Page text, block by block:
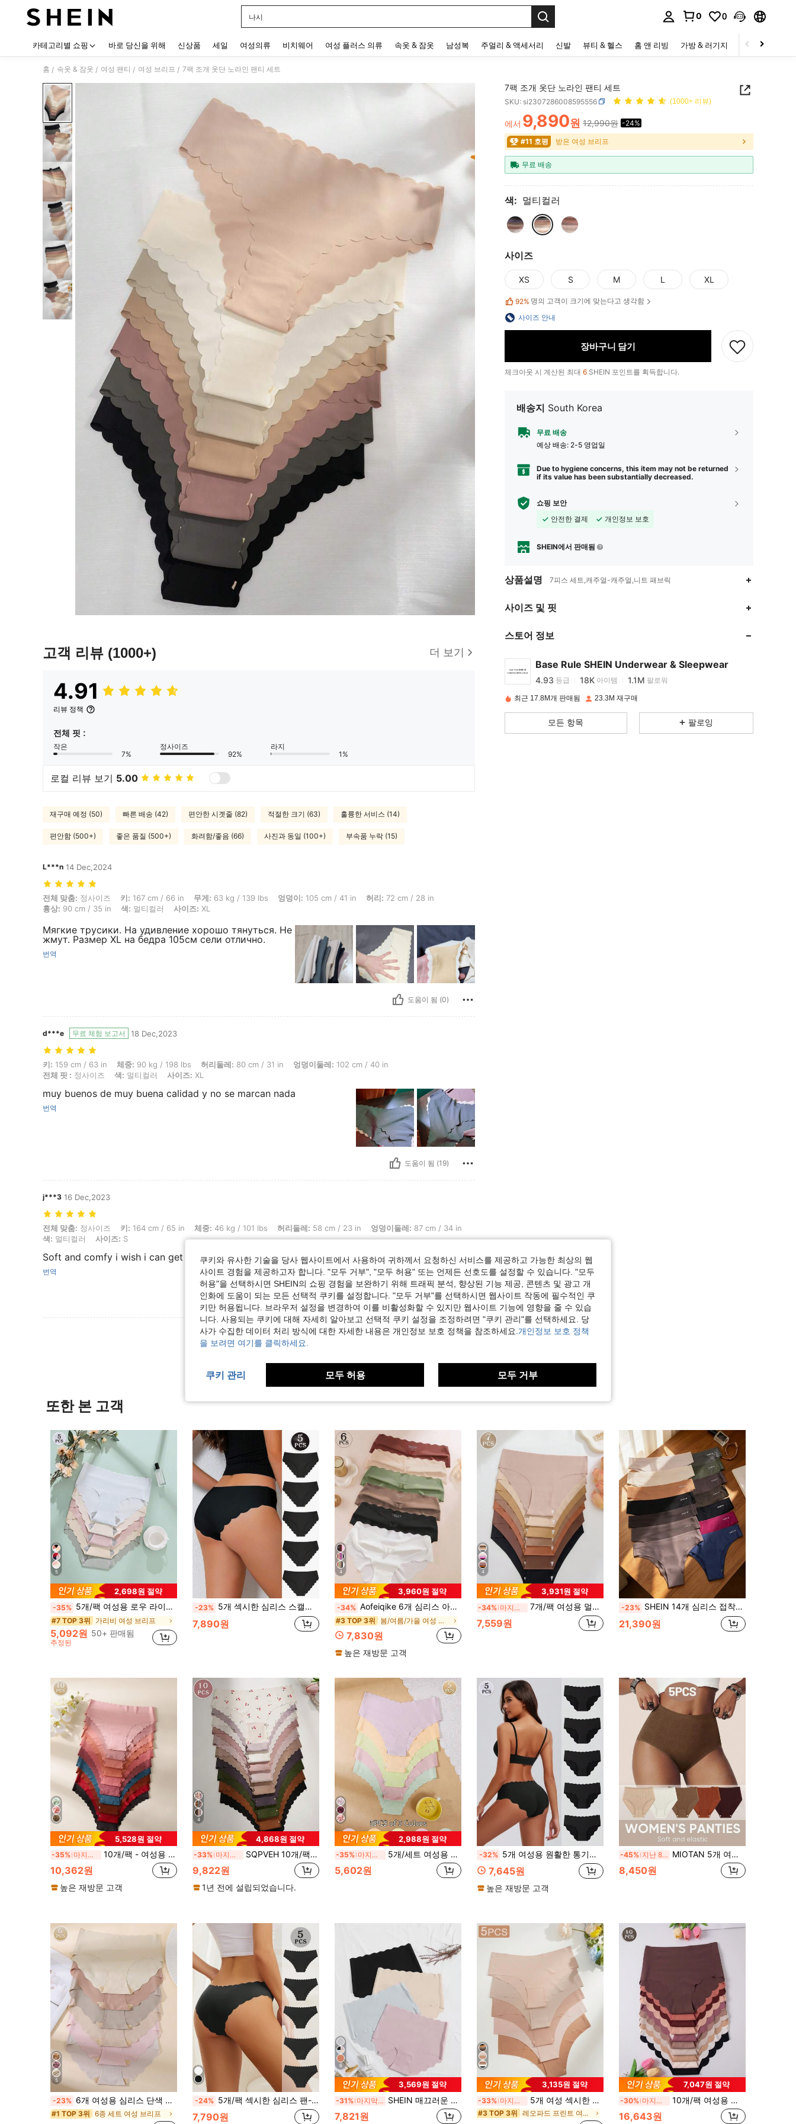
나시
0 0
카테고리별 쇼핑 바로 당신을 위해 신상품 세일 여성의류 비치웨어 여성 플러스 의류 속옷 & 잠옷 남성복 주얼리 & 액세서리 신발 뷰티 & 헬스 홈 앤 리빙 가방 & 러기지 스포츠 & 아웃
홈 / 속옷 & 잠옷 / 여성 팬티 / 여성 브리프 / 7팩 조개 옷단 노라인 팬티 세트
고객 리뷰 (1000+) 더 보기
4.91
리뷰 정책
전체 핏 :
작은
7%
정사이즈
92%
라지
1%
로컬 리뷰 보기 5.00
재구매 예정 (50) 빠른 배송 (42) 편안한 시곗줄 (82) 적절한 크기 (63) 훌륭한 서비스 (14)
편안함 (500+) 좋은 품질 (500+) 화려함/좋음 (66) 사진과 동일 (100+) 부속품 누락 (15)
L***n 14 Dec,2024
전체 맞춤: 정사이즈, 키: 167 cm / 66 in, 무게: 63 kg / 139 lbs, 엉덩이: 105 cm / 41 in, 허리: 72 cm / 28 in, 흉상: 90 cm / 35 in, 색: 멀티컬러, 사이즈: XL
전체 맞춤: 정사이즈 키: 167 cm / 66 in 무게: 63 kg / 139 lbs 엉덩이: 105 cm / 41 in 허리: 72 cm / 28 in
흉상: 90 cm / 35 in 색: 멀티컬러 사이즈: XL
Мягкие трусики. На удивление хорошо тянуться. Не
жмут. Размер XL на бедра 105см сели отлично.
번역
도움이 됨 (0)
d***e 무료 체험 보고서 18 Dec,2023
키: 159 cm / 63 in, 체중: 90 kg / 198 lbs, 허리둘레: 80 cm / 31 in, 엉덩이둘레: 102 cm / 40 in, 전체 핏 : 정사이즈, 색: 멀티컬러, 사이즈: XL
키: 159 cm / 63 in 체중: 90 kg / 198 lbs 허리둘레: 80 cm / 31 in 엉덩이둘레: 102 cm / 40 in
전체 핏 : 정사이즈 색: 멀티컬러 사이즈: XL
muy buenos de muy buena calidad y no se marcan nada
번역
도움이 됨 (19)
j***3 16 Dec,2023
전체 맞춤: 정사이즈, 키: 164 cm / 65 in, 체중: 46 kg / 101 lbs, 허리둘레: 58 cm / 23 in, 엉덩이둘레: 87 cm / 34 in, 색: 멀티컬러, 사이즈: S
전체 맞춤: 정사이즈 키: 164 cm / 65 in 체중: 46 kg / 101 lbs 허리둘레: 58 cm / 23 in 엉덩이둘레: 87 cm / 34 in
색: 멀티컬러 사이즈: S
Soft and comfy i wish i can get this asap
번역
도움이 됨 (0)
리뷰 더 보기
7팩 조개 옷단 노라인 팬티 세트
SKU: si2307286008595556 (1000+ 리뷰)
PRICE AND AVAILABILITY
에서 9,890원 12,990원 -24%
#11 호평 받은 여성 브리프
무료 배송
색: 멀티컬러
사이즈
XS S M L XL
92% 명의 고객이 크기에 맞는다고 생각함
사이즈 안내
장바구니 담기
체크아웃 시 계산된 최대 6 SHEIN 포인트를 획득합니다.
배송지 South Korea
무료 배송
예상 배송: 2-5 영업일
Due to hygiene concerns, this item may not be returned
if its value has been substantially decreased.
쇼핑 보안
안전한 결제
개인정보 보호
SHEIN에서 판매됨
상품설명 7피스 세트,캐주얼-캐주얼,니트 패브릭
사이즈 및 핏
스토어 정보
Base Rule SHEIN Underwear & Sleepwear
4.93
4.93
4.93 등급 18K 아이템 1.1M 팔로워
w***4 이(가) 하루 전에지불됨
4.93 18K 1.1M
최근 17.8M개 판매됨 23.3M 재구매
모든 항목 팔로잉
또한 본 고객
5
2,698원 절약
-35% 5개/팩 여성용 로우 라이즈 팬티, 물결 모양 밑단 디자인 - 부드럽고 신축성 있는 원단, 단색 편안한 데일리 속옷, 캐주얼 브리프
#7 TOP 3위 가리비 여성 브리프
5,092원 50+ 판매됨
추정된
-23% 5개 섹시한 심리스 스캘럽 엣지 비키니 팬티, 편안하고 통기성 있는 여성용 일상 속옷, 필수 여성 란제리
7,890원
4
3,960원 절약
-34% Aofeiqike 6개 심리스 아이스 실크 미드웨이스트 여성 팬티, 통기성 있는 보이지 않는 삼각 속옷, 부드럽고 피부 친화적인 롤링 없는 엣지, 스포츠 요가 일상 착용에 적합
#3 TOP 3위 봄/여름/가을 여성 브리프
7,830원
높은 재방문 고객
4
3,931원 절약
-34% 마지막 2일 7개/팩 여성용 멀티컬러 seamless 섹시하고 편안한 삼각 팬티
7,559원
-23% SHEIN 14개 심리스 접착식 삼각 팬티
21,390원
5,528원 절약
-35% 마지막 2일 10개/팩 - 여성용 심리스 물결 모양 엣지 브리프, 편안하고 피부 친화적인 단색 섹시 여성용 브리프
10,362원
높은 재방문 고객
4
4,868원 절약
-33% 마지막 2일 SQPVEH 10개/팩 여성용 심리스 팬티, 부드럽고 편안한 힙스터 브리프, 레오파드 프린트 섹시 속옷
9,822원
1년 전에 설립되었습니다.
2,988원 절약
-35% 마지막 2일 5개/세트 여성용 심리스 솔리드 컬러 트라이앵글 팬티, 레드 및 블랙, 웨이브 헴
5,602원
-32% 5개 여성용 원활한 통기성 아이스실크 웨이브 트리밍 비키니 팬티, 블랙
7,645원
높은 재방문 고객
-45% 지난 8 시간 MIOTAN 5개 여성용 저허리 팬티 삼각형 니커 자카드 디자인 섹시하고 편안한
8,450원
5
-23% 6개 여성용 심리스 단색 팬티 물결 모양의 밑단, 편안한 피부 친화적인 원단
#1 TOP 3위 6종 세트 여성 브리프
-24% 5개/팩 섹시한 심리스 팬-엣지 트림 플레이풀 팬티, 통기성 있는 일상 착용 여성용 속옷, 필수 여성 란제리
7,790원
6
3,569원 절약
-31% 마지막 2일 SHEIN 매끄러운 가리비 팬티 4 종 세트
7,821원
3,135원 절약
-33% 마지막 2일 5개 여성 섹시한 이음새 없는 접착식 속옷, 통기성 있는 스포츠 삼각 팬티
#3 TOP 3위 레오파드 프린트 여성 브리프
7,047원 절약
-30% 마지막 2일 10개/팩 여성용 다채로운 캐주얼 심리스 삼각팬티
16,643원
쿠키와 유사한 기술을 당사 웹사이트에서 사용하여 귀하께서 요청하신 서비스를 제공하고 가능한 최상의 웹
사이트 경험을 제공하고자 합니다. "모두 거부", "모두 허용" 또는 언제든 선호도를 설정할 수 있습니다. "모두
허용"을 선택하시면 SHEIN의 쇼핑 경험을 보완하기 위해 트래픽 분석, 향상된 기능 제공, 콘텐츠 및 광고 개
인화에 도움이 되는 모든 선택적 쿠키를 설정합니다. "모두 거부"를 선택하시면 웹사이트 작동에 필수적인 쿠
키만 허용됩니다. 브라우저 설정을 변경하여 이를 비활성화할 수 있지만 웹사이트 기능에 영향을 줄 수 있습
니다. 사용되는 쿠키에 대해 자세히 알아보고 선택적 쿠키 설정을 조정하려면 "쿠키 관리"를 선택하세요. 당
사가 수집한 데이터 처리 방식에 대한 자세한 내용은 개인정보 보호 정책을 참조하세요. 개인정보 보호 정책
을 보려면 여기를 클릭하세요.
쿠키 관리 모두 허용 모두 거부